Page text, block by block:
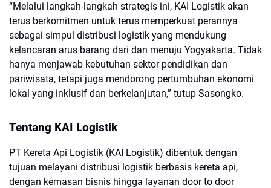
“Melalui langkah-langkah strategis ini, KAI Logistik akan
terus berkomitmen untuk terus memperkuat perannya
sebagai simpul distribusi logistik yang mendukung
kelancaran arus barang dari dan menuju Yogyakarta. Tidak
hanya menjawab kebutuhan sektor pendidikan dan
pariwisata, tetapi juga mendorong pertumbuhan ekonomi
lokal yang inklusif dan berkelanjutan,” tutup Sasongko.
Tentang KAI Logistik
PT Kereta Api Logistik (KAI Logistik) dibentuk dengan
tujuan melayani distribusi logistik berbasis kereta api,
dengan kemasan bisnis hingga layanan door to door